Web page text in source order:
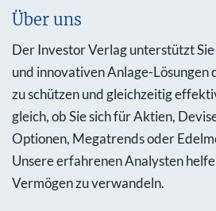
Über uns
Der Investor Verlag unterstützt
und innovativen Anlage-Lösungen
zu schützen und gleichzeitig
gleich, ob Sie sich für Aktien,
Optionen, Megatrends oder
Unsere erfahrenen Analysten
Vermögen zu verwandeln.